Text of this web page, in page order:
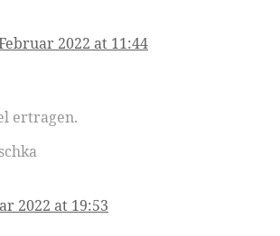
2022 at 11:44
ertragen.
2022 at 19:53